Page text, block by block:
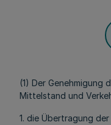
(1) Der Genehmigung
Mittelstand und
1. die Übertragung